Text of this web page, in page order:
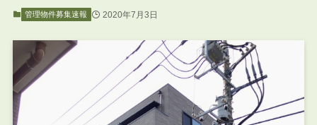
管理物件募集速報 2020年7月3日